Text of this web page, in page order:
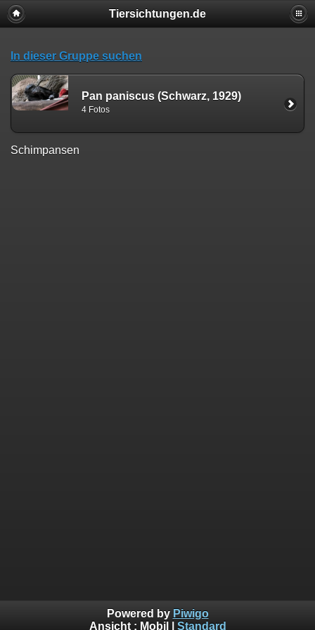
Tiersichtungen.de
In dieser Gruppe suchen
Pan paniscus (Schwarz, 1929)
4 Fotos
Schimpansen
Powered by Piwigo
Ansicht : Mobil Standard